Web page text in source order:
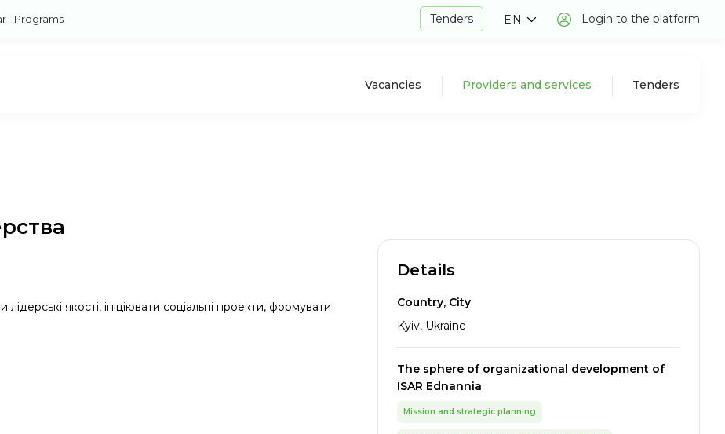
Programs Tenders EN Login to the platform
Vacancies Providers and services Tenders
якості, ініціювати соціальні проекти, формувати
Details
Country, City
Kyiv, Ukraine
The sphere of organizational development of
ISAR Ednannia
Mission and strategic planning